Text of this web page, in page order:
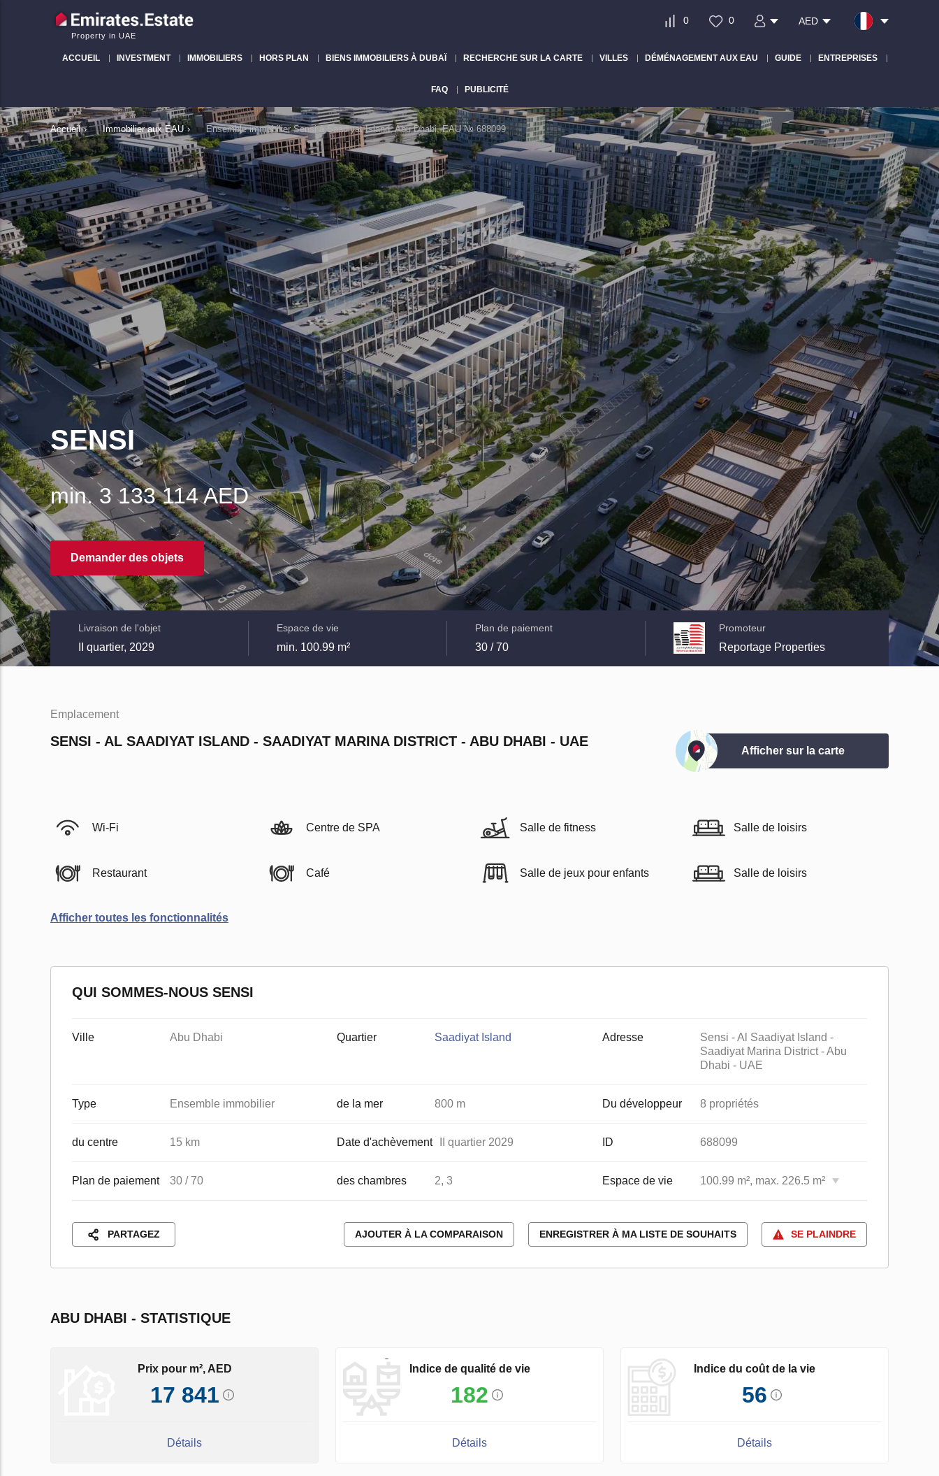
Property in UAE
0 0 AED
ACCUEIL INVESTMENT IMMOBILIERS HORS PLAN BIENS IMMOBILIERS À DUBAÏ RECHERCHE SUR LA CARTE VILLES DÉMÉNAGEMENT AUX EAU GUIDE ENTREPRISES
FAQ PUBLICITÉ
Accueil › Immobilier aux EAU › Ensemble immobilier Sensi à Saadiyat Island, Abu Dhabi, EAU № 688099
SENSI
min. 3 133 114 AED
Demander des objets
Livraison de l'objet
II quartier, 2029
Espace de vie
min. 100.99 m²
Plan de paiement
30 / 70
Promoteur
Reportage Properties
Emplacement
SENSI - AL SAADIYAT ISLAND - SAADIYAT MARINA DISTRICT - ABU DHABI - UAE
Afficher sur la carte
Wi-Fi Centre de SPA Salle de fitness Salle de loisirs
Restaurant Café Salle de jeux pour enfants Salle de loisirs
Afficher toutes les fonctionnalités
QUI SOMMES-NOUS SENSI
Ville Abu Dhabi Quartier Saadiyat Island Adresse
Sensi - Al Saadiyat Island -
Saadiyat Marina District - Abu
Dhabi - UAE
Type Ensemble immobilier de la mer 800 m Du développeur 8 propriétés
du centre 15 km Date d'achèvement II quartier 2029 ID 688099
Plan de paiement 30 / 70 des chambres 2, 3 Espace de vie 100.99 m², max. 226.5 m²
PARTAGEZ AJOUTER À LA COMPARAISON ENREGISTRER À MA LISTE DE SOUHAITS SE PLAINDRE
ABU DHABI - STATISTIQUE
Prix pour m², AED
17 841
Détails
Indice de qualité de vie
182
Détails
Indice du coût de la vie
56
Détails